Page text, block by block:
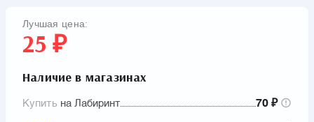
Лучшая цена:
25 ₽
Наличие в магазинах
Купить на Лабиринт 70 ₽